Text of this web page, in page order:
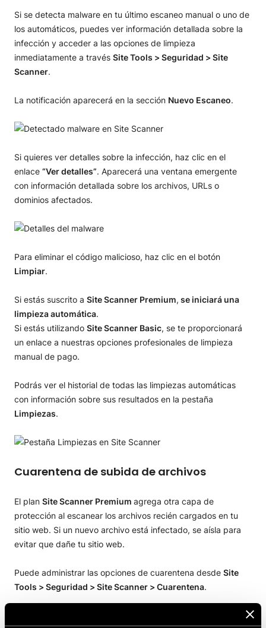
Si se detecta malware en tu último escaneo manual o uno de
los automáticos, puedes ver información detallada sobre la
infección y acceder a las opciones de limpieza
inmediatamente a través Site Tools > Seguridad > Site
Scanner.
La notificación aparecerá en la sección Nuevo Еscaneo.
Si quieres ver detalles sobre la infección, haz clic en el
enlace “Ver detalles”. Aparecerá una ventana emergente
con información detallada sobre los archivos, URLs o
dominios afectados.
Para eliminar el código malicioso, haz clic en el botón
Limpiar.
Si estás suscrito a Site Scanner Premium, se iniciará una
limpieza automática.
Si estás utilizando Site Scanner Basic, se te proporcionará
un enlace a nuestras opciones profesionales de limpieza
manual de pago.
Podrás ver el historial de todas las limpiezas automáticas
con información sobre sus resultados en la pestaña
Limpiezas.
Cuarentena de subida de archivos
El plan Site Scanner Premium agrega otra capa de
protección al escanear los archivos recién cargados en tu
sitio web. Si un nuevo archivo está infectado, se aísla para
evitar que dañe tu sitio web.
Puede administrar las opciones de cuarentena desde Site
Tools > Seguridad > Site Scanner > Cuarentena.